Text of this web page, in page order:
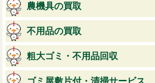
農機具の買取
不用品の買取
粗大ゴミ・不用品回収
ゴミ屋敷片付・清掃サービス